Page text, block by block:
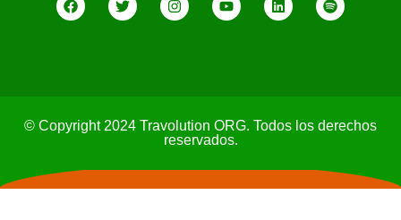
© Copyright 2024 Travolution ORG. Todos los derechos
reservados.